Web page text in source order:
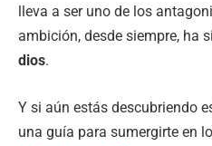
lleva a ser uno de los
ambición, desde siempre, ha
dios.
Y si aún estás descubriendo
una guía para sumergirte en